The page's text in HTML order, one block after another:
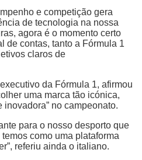
e competição gera
de tecnologia na nossa
agora é o momento certo
de contas, tanto a Fórmula 1
claros de
da Fórmula 1, afirmou
uma marca tão icónica,
no campeonato.
para o nosso desporto que
como uma plataforma
referiu ainda o italiano.